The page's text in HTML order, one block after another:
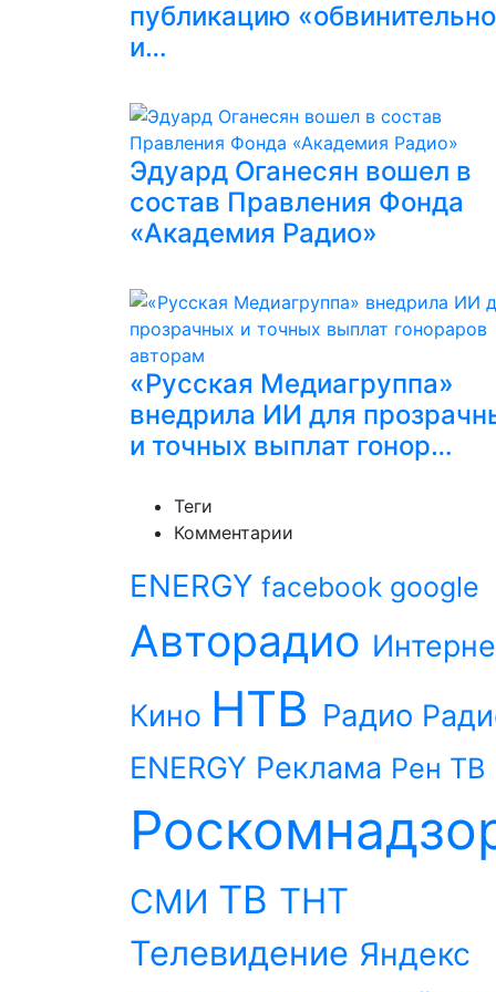
публикацию
и…
Эдуард Оганесян вошел в
состав Правления Фонда
«Академия Радио»
«Русская Медиагруппа»
внедрила ИИ для
и точных выплат гонор…
Теги
Комментарии
ENERGY facebook google
Авторадио
Кино НТВ Радио
ENERGY Реклама Рен ТВ
СМИ ТВ ТНТ
Телевидение Яндекс